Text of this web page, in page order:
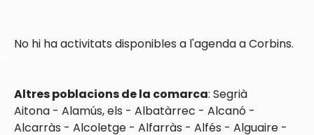
No hi ha activitats disponibles a l'agenda a Corbins.
Altres poblacions de la comarca: Segrià
Aitona - Alamús, els - Albatàrrec - Alcanó -
Alcarràs - Alcoletge - Alfarràs - Alfés - Alguaire -